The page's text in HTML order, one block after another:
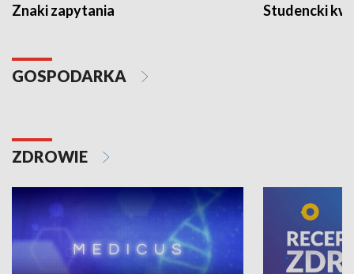
Znaki zapytania Studencki
GOSPODARKA
ZDROWIE